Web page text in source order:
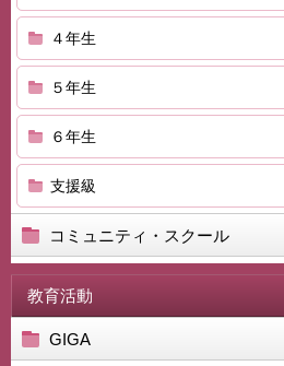
４年生
５年生
６年生
支援級
コミュニティ・スクール
教育活動
GIGA